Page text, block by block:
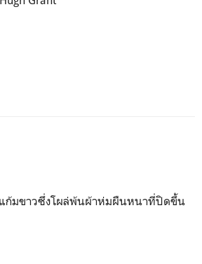
ก้มขาวซึ่งโผล่พ้นผ้าห่มผืนหนาที่ปิดขึ้น